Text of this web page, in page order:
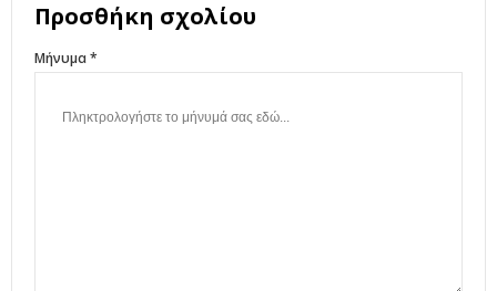
Προσθήκη σχολίου
Μήνυμα *